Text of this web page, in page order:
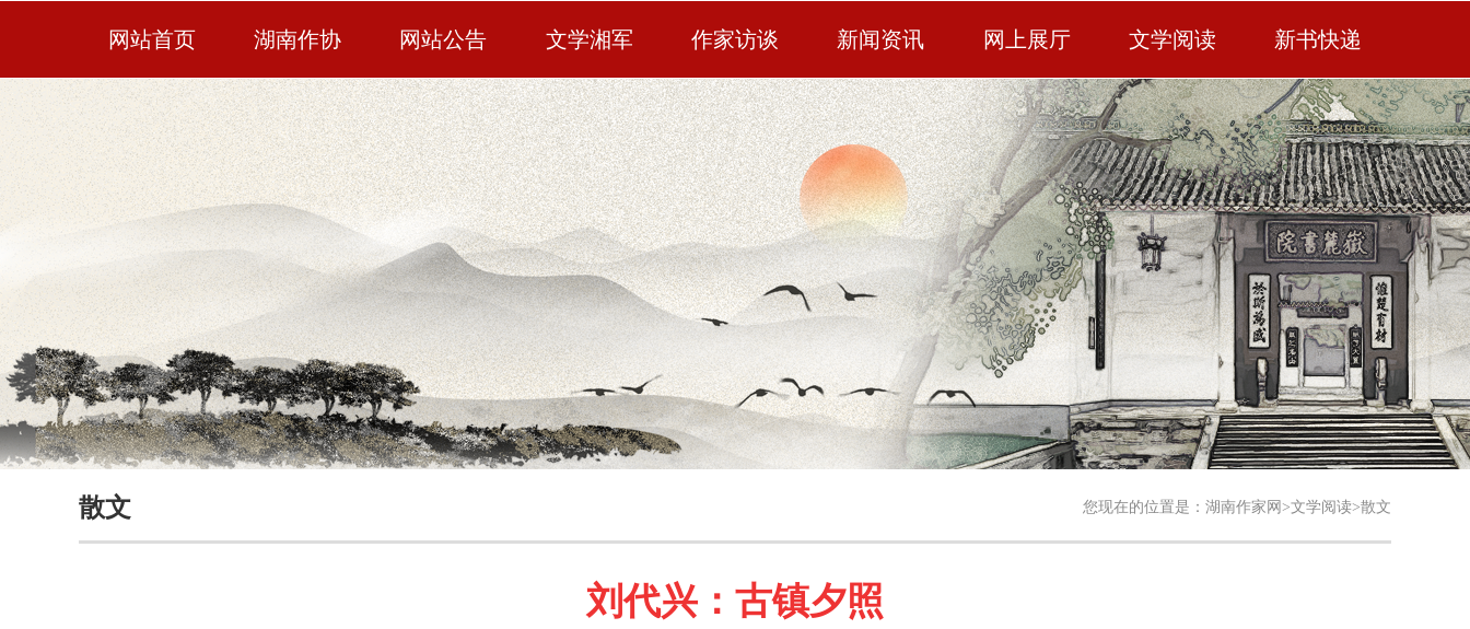
网站首页 湖南作协 网站公告 文学湘军 作家访谈 新闻资讯 网上展厅 文学阅读 新书快递
散文 您现在的位置是： 湖南作家网 >文学阅读>散文
刘代兴：古镇夕照